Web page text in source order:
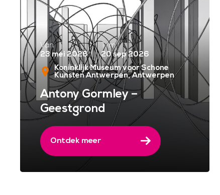
Van
23 mei 2026
T/m
20 sep 2026
Koninklijk Museum voor Schone
Kunsten Antwerpen Antwerpen
Antony Gormley –
Geestgrond
Ontdek meer